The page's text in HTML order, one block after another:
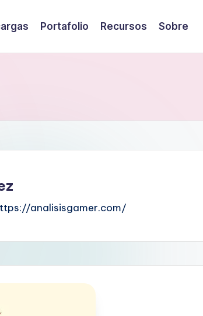
Portafolio Recursos Sobre
analisisgamer.com/